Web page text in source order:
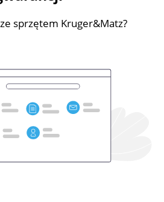
sprzętem Kruger&Matz?